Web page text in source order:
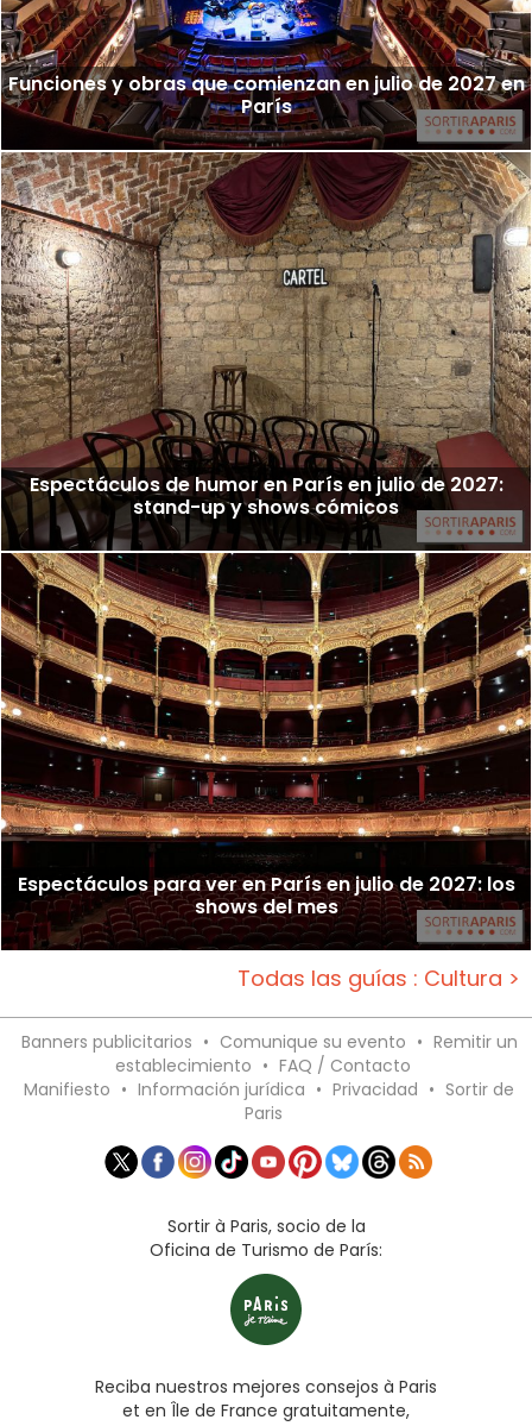
Funciones y obras que comienzan en julio de 2027 en
París
Espectáculos de humor en París en julio de 2027:
stand-up y shows cómicos
Espectáculos para ver en París en julio de 2027: los
shows del mes
Todas las guías : Cultura >
Banners publicitarios • Comunique su evento • Remitir un
establecimiento • FAQ / Contacto
Manifiesto • Información jurídica • Privacidad • Sortir de
Paris
Sortir à Paris, socio de la
Oficina de Turismo de París:
Reciba nuestros mejores consejos à Paris
et en Île de France gratuitamente,